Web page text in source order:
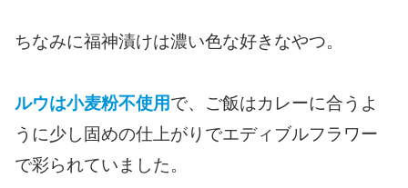
ちなみに福神漬けは濃い色な好きなやつ。
ルウは小麦粉不使用で、ご飯はカレーに合うよ
うに少し固めの仕上がりでエディブルフラワー
で彩られていました。